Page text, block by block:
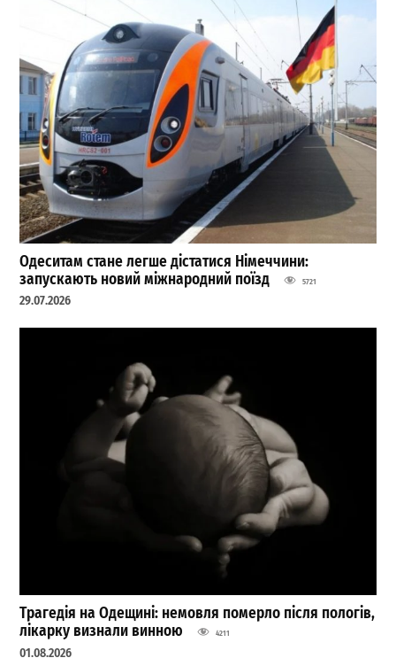
Одеситам стане легше дістатися Німеччини:
запускають новий міжнародний поїзд
5721
29.07.2026
Трагедія на Одещині: немовля померло після пологів,
лікарку визнали винною
4211
01.08.2026